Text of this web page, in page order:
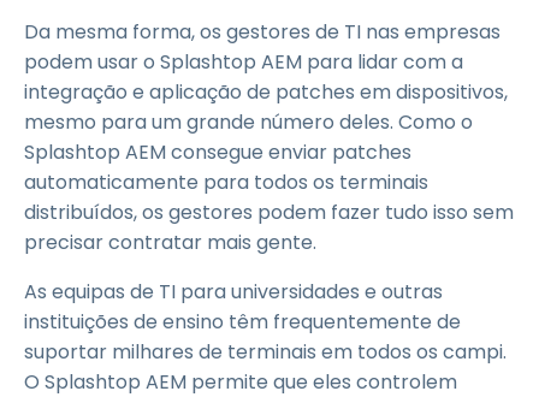
Da mesma forma, os gestores de TI nas empresas
podem usar o Splashtop AEM para lidar com a
integração e aplicação de patches em dispositivos,
mesmo para um grande número deles. Como o
Splashtop AEM consegue enviar patches
automaticamente para todos os terminais
distribuídos, os gestores podem fazer tudo isso sem
precisar contratar mais gente.
As equipas de TI para universidades e outras
instituições de ensino têm frequentemente de
suportar milhares de terminais em todos os campi.
O Splashtop AEM permite que eles controlem